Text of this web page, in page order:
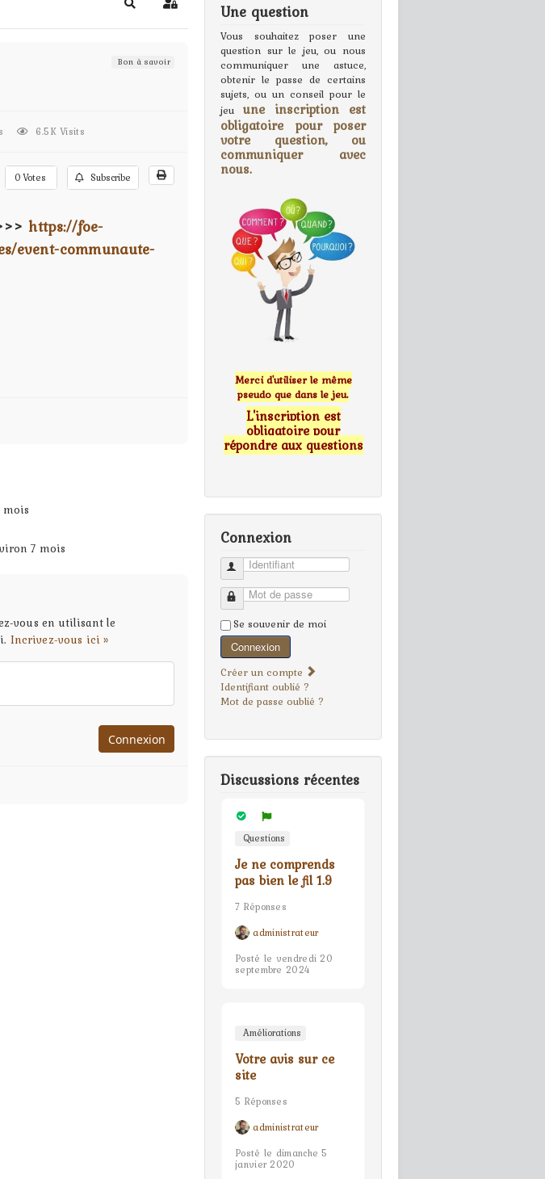
Search Sign In
Bon à savoir
6.5K Visits
0Votes Subscribe
https://foe-
event-communaute-
7 mois
vous en utilisant le
Incrivez-vous ici »
Une question
Vous souhaitez poser une
question sur le jeu, ou nous
communiquer une astuce,
obtenir le passe de certains
sujets, ou un conseil pour le
jeu une inscription est
obligatoire pour poser
votre question, ou
communiquer avec
nous.
Merci d'utiliser le même
pseudo que dans le jeu.
L'inscription est
obligatoire pour
répondre aux questions
Connexion
Identifiant
Mot de passe
Se souvenir de moi
Connexion
Créer un compte
Identifiant oublié ?
Mot de passe oublié ?
Discussions récentes
Questions
Je ne comprends
pas bien le fil 1.9
7 Réponses
administrateur
Posté le vendredi 20
septembre 2024
Améliorations
Votre avis sur ce
site
5 Réponses
administrateur
Posté le dimanche 5
janvier 2020